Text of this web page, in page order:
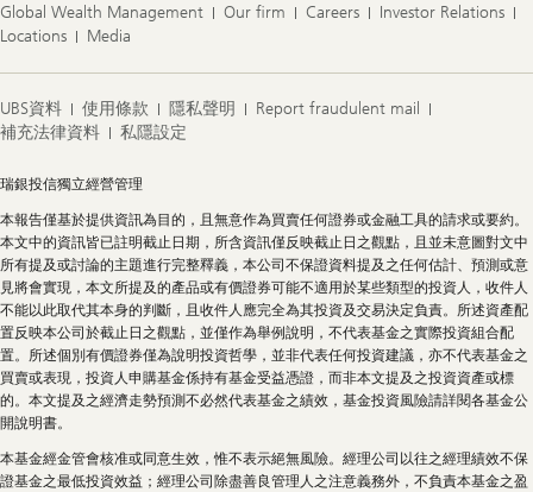
Global Wealth Management
Our firm Careers
Investor Relations
Locations
Media
UBS資料 使用條款 隱私聲明
Report fraudulent mail
補充法律資料
私隱設定
Legal
瑞銀投信獨立經營管理
本報告僅基於提供資訊為目的，且無意作為買賣任何證券或金融工具的請求或要約。
本文中的資訊皆已註明截止日期，所含資訊僅反映截止日之觀點，且並未意圖對文中
所有提及或討論的主題進行完整釋義，本公司不保證資料提及之任何估計、預測或意
見將會實現，本文所提及的產品或有價證券可能不適用於某些類型的投資人，收件人
不能以此取代其本身的判斷，且收件人應完全為其投資及交易決定負責。所述資產配
置反映本公司於截止日之觀點，並僅作為舉例說明，不代表基金之實際投資組合配
置。所述個別有價證券僅為說明投資哲學，並非代表任何投資建議，亦不代表基金之
買賣或表現，投資人申購基金係持有基金受益憑證，而非本文提及之投資資產或標
的。本文提及之經濟走勢預測不必然代表基金之績效，基金投資風險請詳閱各基金公
開說明書。
本基金經金管會核准或同意生效，惟不表示絕無風險。經理公司以往之經理績效不保
證基金之最低投資效益；經理公司除盡善良管理人之注意義務外，不負責本基金之盈